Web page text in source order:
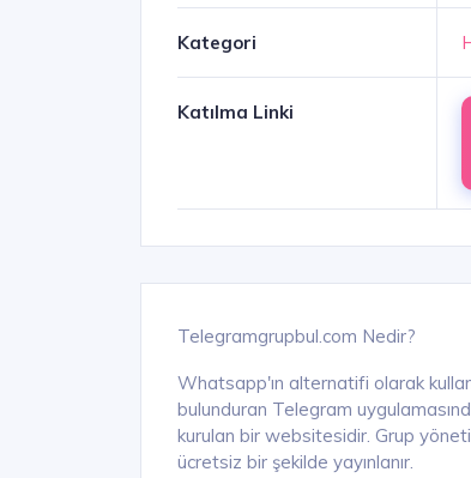
Kategori
Katılma Linki
Telegramgrupbul.com Nedir?
Whatsapp'ın alternatifi olarak
bulunduran Telegram
kurulan bir websitesidir. Grup
ücretsiz bir şekilde yayınlanır.